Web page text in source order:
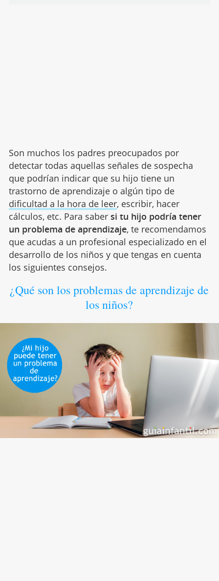
Son muchos los padres preocupados por
detectar todas aquellas señales de sospecha
que podrían indicar que su hijo tiene un
trastorno de aprendizaje o algún tipo de
dificultad a la hora de leer, escribir, hacer
cálculos, etc. Para saber si tu hijo podría tener
un problema de aprendizaje, te recomendamos
que acudas a un profesional especializado en el
desarrollo de los niños y que tengas en cuenta
los siguientes consejos.
¿Qué son los problemas de aprendizaje de
los niños?